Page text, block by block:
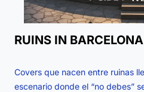
RUINS IN BARCELONA
Covers que nacen entre ruinas
escenario donde el “no debes”